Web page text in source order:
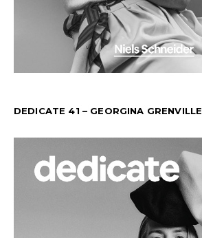
DEDICATE 41 – GEORGINA GRENVILLE